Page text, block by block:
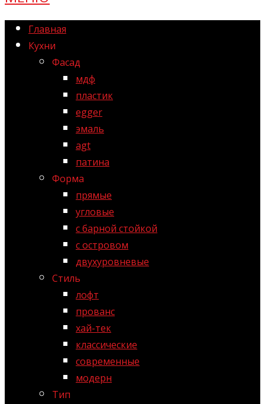
Главная
Кухни
Фасад
мдф
пластик
egger
эмаль
agt
патина
Форма
прямые
угловые
с барной стойкой
с островом
двухуровневые
Стиль
лофт
прованс
хай-тек
классические
современные
модерн
Тип